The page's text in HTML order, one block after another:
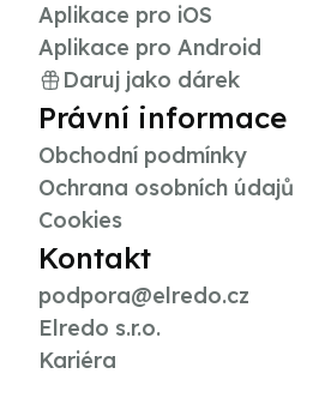
Aplikace pro iOS
Aplikace pro Android
Daruj jako dárek
Právní informace
Obchodní podmínky
Ochrana osobních údajů
Cookies
Kontakt
podpora@elredo.cz
Elredo s.r.o.
Kariéra